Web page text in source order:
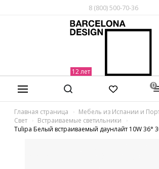
8 (800) 500-70-36
0
Главная страница
Мебель из Испании и
Свет
Встраиваемые светильники
Tulipa Белый встраиваемый даунлайт 10W 36°